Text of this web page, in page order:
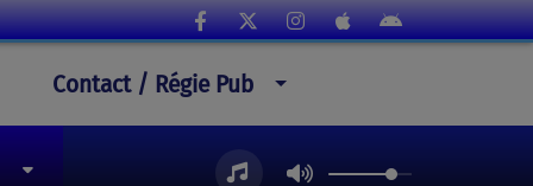
Contact / Régie Pub